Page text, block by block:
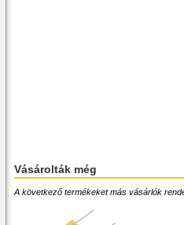
Vásárolták még
A következő termékeket más vásárlók